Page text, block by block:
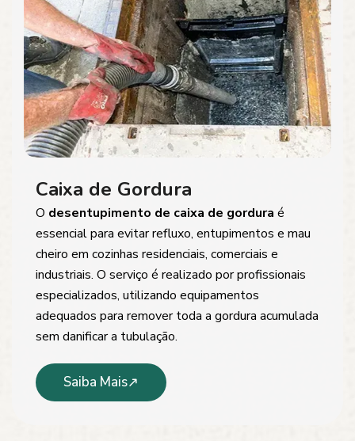
Caixa de Gordura
O desentupimento de caixa de gordura é
essencial para evitar refluxo, entupimentos e mau
cheiro em cozinhas residenciais, comerciais e
industriais. O serviço é realizado por profissionais
especializados, utilizando equipamentos
adequados para remover toda a gordura acumulada
sem danificar a tubulação.
Saiba Mais